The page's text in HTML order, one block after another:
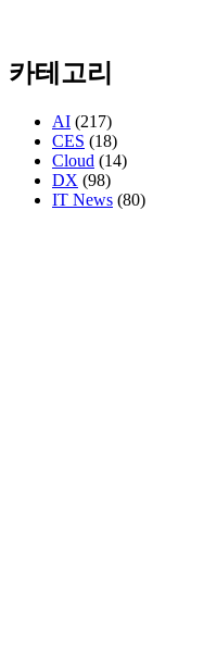
카테고리
AI (217)
CES (18)
Cloud (14)
DX (98)
IT News (80)